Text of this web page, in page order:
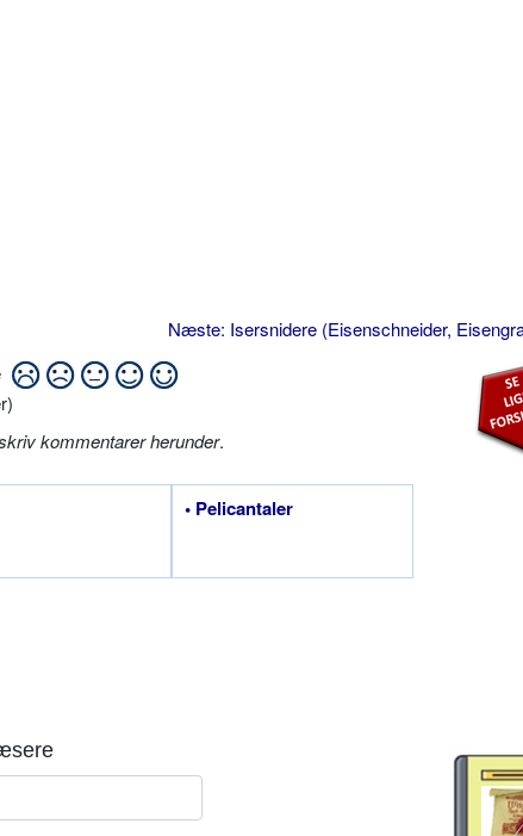
Næste: Isersnidere (Eisenschneider,
kommentarer herunder.
• Pelicantaler